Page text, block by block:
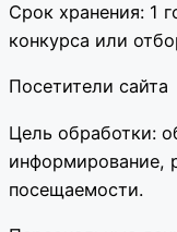
Срок хранения: 1
конкурса или
Посетители сайта
Цель обработки:
информирование,
посещаемости.